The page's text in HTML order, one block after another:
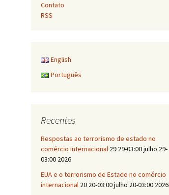
Contato
RSS
English
Português
Recentes
Respostas ao terrorismo de estado no
comércio internacional 29 29-03:00 julho 29-
03:00 2026
EUA e o terrorismo de Estado no comércio
internacional 20 20-03:00 julho 20-03:00 2026